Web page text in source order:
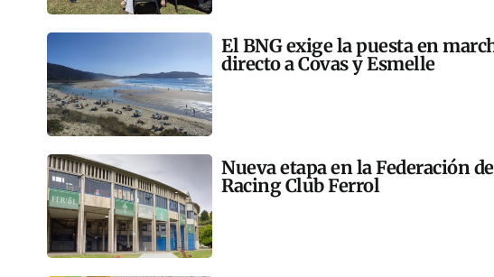
El BNG exige la puesta en
directo a Covas y Esmelle
Nueva etapa en la Federación
Racing Club Ferrol